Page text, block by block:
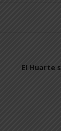
El Huarte